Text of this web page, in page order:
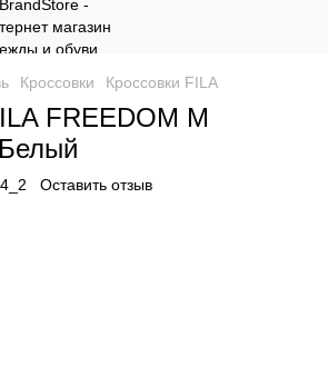
Кроссовки Кроссовки FILA
FREEDOM M
Оставить отзыв